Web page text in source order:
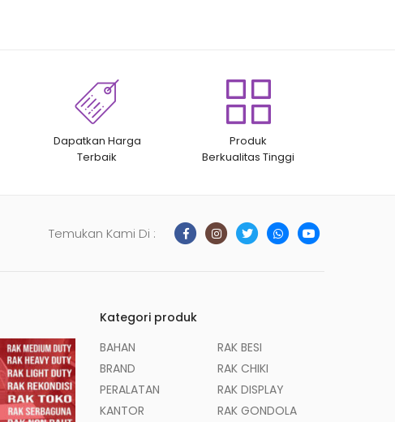
Dapatkan Harga
Terbaik
Produk
Berkualitas Tinggi
Temukan Kami Di :
Kategori produk
BAHAN
BRAND
PERALATAN
KANTOR
RAK BESI
RAK CHIKI
RAK DISPLAY
RAK GONDOLA